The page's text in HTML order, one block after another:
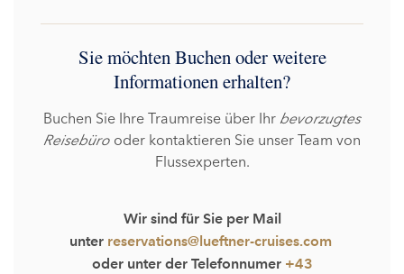
Sie möchten Buchen oder weitere
Informationen erhalten?
Buchen Sie Ihre Traumreise über Ihr bevorzugtes
Reisebüro oder kontaktieren Sie unser Team von
Flussexperten.
Wir sind für Sie per Mail
unter reservations@lueftner-cruises.com
oder unter der Telefonnumer +43